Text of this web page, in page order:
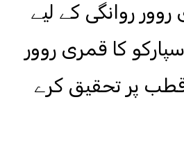
روانگی کے لیے
کا قمری روور
پر تحقیق کرے